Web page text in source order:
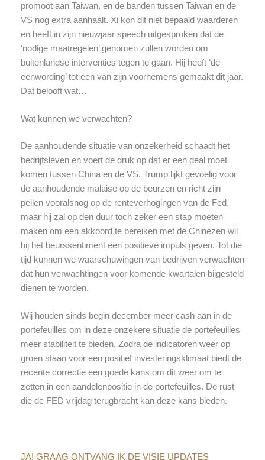
promoot aan Taiwan, en de banden tussen Taiwan en de
VS nog extra aanhaalt. Xi kon dit niet bepaald waarderen
en heeft in zijn nieuwjaar speech uitgesproken dat de
‘nodige maatregelen’ genomen zullen worden om
buitenlandse interventies tegen te gaan. Hij heeft ‘de
eenwording’ tot een van zijn voornemens gemaakt dit jaar.
Dat belooft wat…
Wat kunnen we verwachten?
De aanhoudende situatie van onzekerheid schaadt het
bedrijfsleven en voert de druk op dat er een deal moet
komen tussen China en de VS. Trump lijkt gevoelig voor
de aanhoudende malaise op de beurzen en richt zijn
peilen vooralsnog op de renteverhogingen van de Fed,
maar hij zal op den duur toch zeker een stap moeten
maken om een akkoord te bereiken met de Chinezen wil
hij het beurssentiment een positieve impuls geven. Tot die
tijd kunnen we waarschuwingen van bedrijven verwachten
dat hun verwachtingen voor komende kwartalen bijgesteld
dienen te worden.
Wij houden sinds begin december meer cash aan in de
portefeuilles om in deze onzekere situatie de portefeuilles
meer stabiliteit te bieden. Zodra de indicatoren weer op
groen staan voor een positief investeringsklimaat biedt de
recente correctie een goede kans om dit weer om te
zetten in een aandelenpositie in de portefeuilles. De rust
die de FED vrijdag terugbracht kan deze kans bieden.
JA! GRAAG ONTVANG IK DE VISIE UPDATES